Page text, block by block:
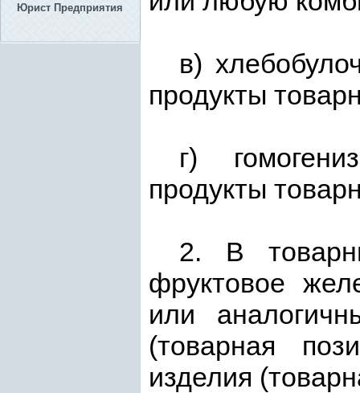
Юрист Предприятия
в)
продукты
г)
продукты
2. В
фруктовое
или
(товарная
изделия